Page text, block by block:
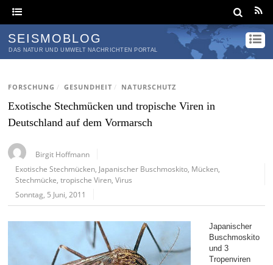
SEISMOBLOG
DAS NATUR UND UMWELT NACHRICHTEN PORTAL
FORSCHUNG / GESUNDHEIT / NATURSCHUTZ
Exotische Stechmücken und tropische Viren in
Deutschland auf dem Vormarsch
Birgit Hoffmann
Exotische Stechmücken Japanischer Buschmoskito Mücken
Stechmücke ,tropische Viren ,Virus
Sonntag, 5 Juni, 2011
Japanischer
Buschmoskito
und 3
Tropenviren